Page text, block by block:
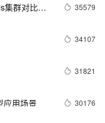
集群对比分
35579
34107
31821
用场景 30176